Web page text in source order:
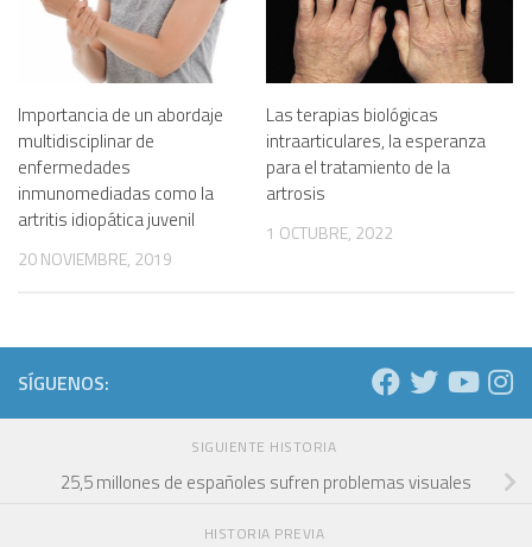
Importancia de un abordaje
multidisciplinar de
enfermedades
inmunomediadas como la
artritis idiopática juvenil
20 NOVIEMBRE, 2019
Las terapias biológicas
intraarticulares, la esperanza
para el tratamiento de la
artrosis
1 OCTUBRE, 2022
SÍGUENOS:
SIGUIENTE HISTORIA
25,5 millones de españoles sufren problemas visuales
HISTORIA PREVIA